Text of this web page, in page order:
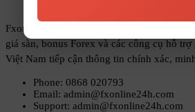
Fxonline24h.com là website cung cấp tin
giá sàn, bonus Forex và các công cụ hỗ
Việt Nam tiếp cận thông tin chính xác,
Phone: 0868 020793
Email: admin@fxonline24h.com
Support: admin@fxonline24h.com